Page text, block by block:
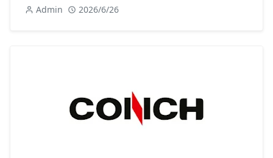
Admin 2026/6/26